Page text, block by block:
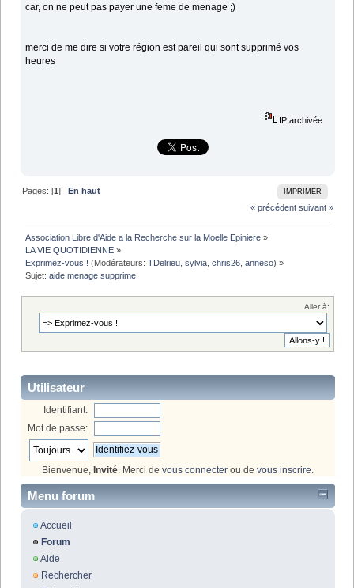
car, on ne peut pas payer une feme de menage ;)
merci de me dire si votre région est pareil qui sont supprimé vos
heures
IP archivée
IMPRIMER
Pages: [1]En haut
« précédent suivant »
Association Libre d'Aide a la Recherche sur la Moelle Epiniere »
LA VIE QUOTIDIENNE »
Exprimez-vous ! (Modérateurs:TDelrieu ,sylvia ,chris26 ,anneso) »
Sujet:aide menage supprime
Aller à:
Utilisateur
Identifiant:
Mot de passe:
Bienvenue, Invité. Merci de vous connecter ou de vous inscrire.
Menu forum
Accueil
Forum
Aide
Rechercher